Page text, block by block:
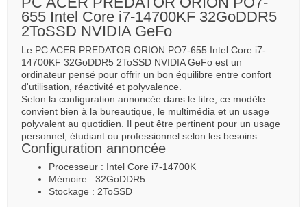
655 Intel Core i7-14700KF 32GoDDR5
2ToSSD NVIDIA GeFo
Le PC ACER PREDATOR ORION PO7-655 Intel Core i7-
14700KF 32GoDDR5 2ToSSD NVIDIA GeFo est un
ordinateur pensé pour offrir un bon équilibre entre confort
d'utilisation, réactivité et polyvalence.
Selon la configuration annoncée dans le titre, ce modèle
convient bien à la bureautique, le multimédia et un usage
polyvalent au quotidien. Il peut être pertinent pour un usage
personnel, étudiant ou professionnel selon les besoins.
Configuration annoncée
Processeur : Intel Core i7-14700K
Mémoire : 32GoDDR5
Stockage : 2ToSSD